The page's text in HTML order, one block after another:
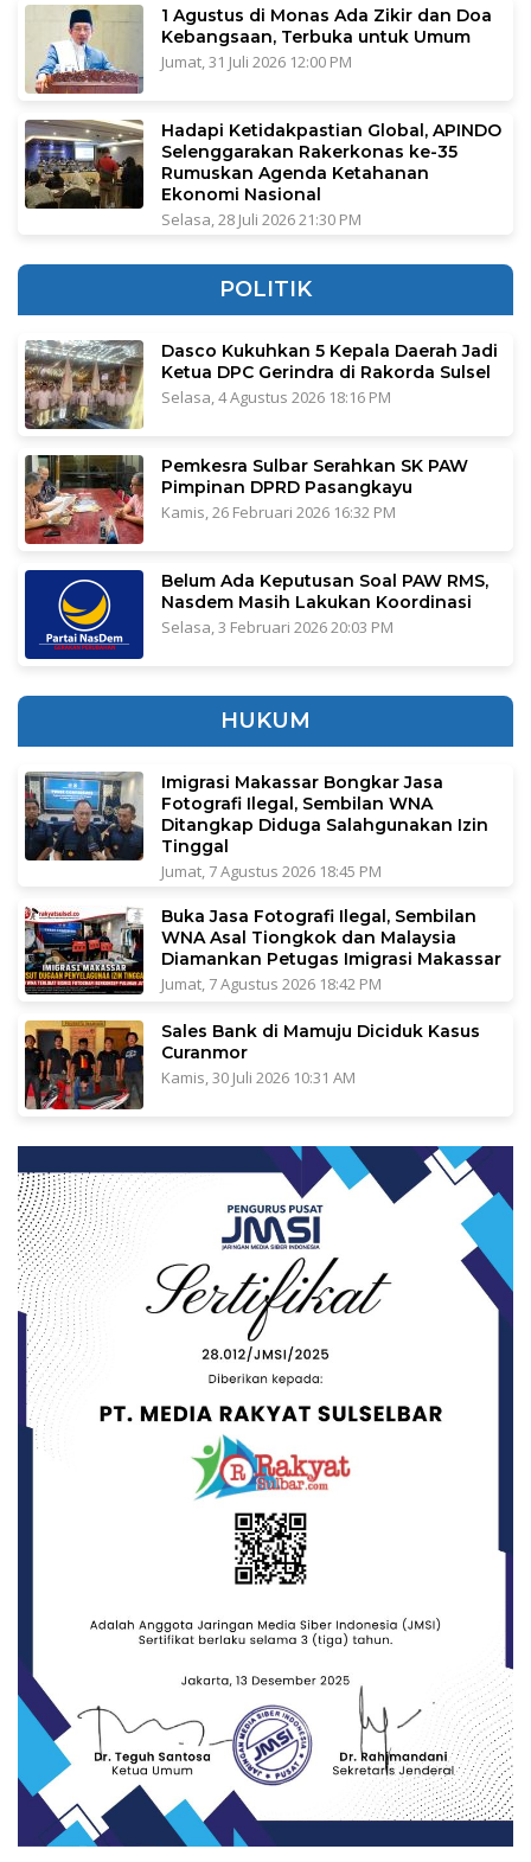
1 Agustus di Monas Ada Zikir dan Doa
Kebangsaan, Terbuka untuk Umum
Jumat, 31 Juli 2026 12:00 PM
Hadapi Ketidakpastian Global, APINDO
Selenggarakan Rakerkonas ke-35
Rumuskan Agenda Ketahanan
Ekonomi Nasional
Selasa, 28 Juli 2026 21:30 PM
POLITIK
Dasco Kukuhkan 5 Kepala Daerah Jadi
Ketua DPC Gerindra di Rakorda Sulsel
Selasa, 4 Agustus 2026 18:16 PM
Pemkesra Sulbar Serahkan SK PAW
Pimpinan DPRD Pasangkayu
Kamis, 26 Februari 2026 16:32 PM
Belum Ada Keputusan Soal PAW RMS,
Nasdem Masih Lakukan Koordinasi
Selasa, 3 Februari 2026 20:03 PM
HUKUM
Imigrasi Makassar Bongkar Jasa
Fotografi Ilegal, Sembilan WNA
Ditangkap Diduga Salahgunakan Izin
Tinggal
Jumat, 7 Agustus 2026 18:45 PM
Buka Jasa Fotografi Ilegal, Sembilan
WNA Asal Tiongkok dan Malaysia
Diamankan Petugas Imigrasi Makassar
Jumat, 7 Agustus 2026 18:42 PM
Sales Bank di Mamuju Diciduk Kasus
Curanmor
Kamis, 30 Juli 2026 10:31 AM